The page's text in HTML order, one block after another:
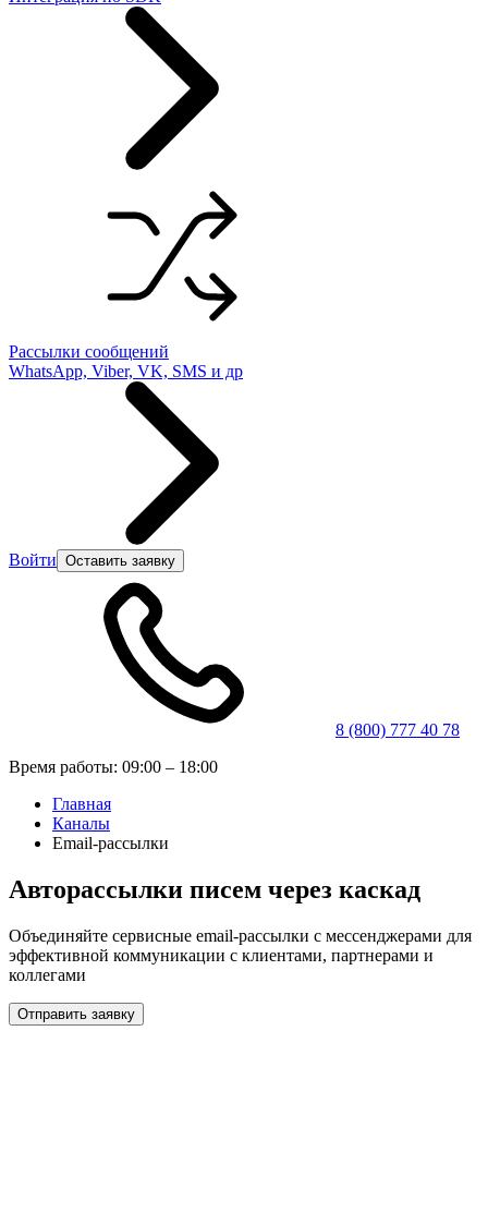
Рассылки сообщений
WhatsApp, Viber, VK, SMS и др
Войти Оставить заявку
8 (800) 777 40 78
Время работы: 09:00 – 18:00
Главная
Каналы
Email-рассылки
Авторассылки писем через каскад
Объединяйте сервисные email-рассылки с мессенджерами для
эффективной коммуникации с клиентами, партнерами и
коллегами
Отправить заявку